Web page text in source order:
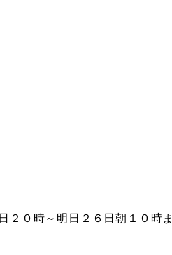
２０時～明日２６日朝１０時